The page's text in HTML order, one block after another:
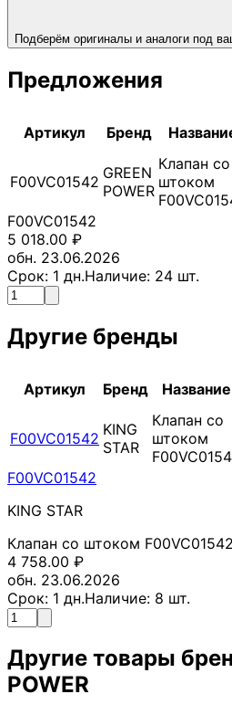
Подберём оригиналы и аналоги под
Предложения
Артикул Бренд
F00VC01542 GREEN
POWER
Клапан со
штоком
F00VC01542
5 018.00 ₽
обн. 23.06.2026
Срок: 1 дн.Наличие: 24 шт.
Другие бренды
Артикул Бренд Название
F00VC01542 KING
STAR
Клапан со
штоком
F00VC01542
KING STAR
Клапан со штоком F00VC01542
4 758.00 ₽
обн. 23.06.2026
Срок: 1 дн.Наличие: 8 шт.
Другие товары
POWER